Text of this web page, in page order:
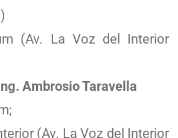
(Av. La Voz del Interior
Ambrosio Taravella
(Av. La Voz del Interior